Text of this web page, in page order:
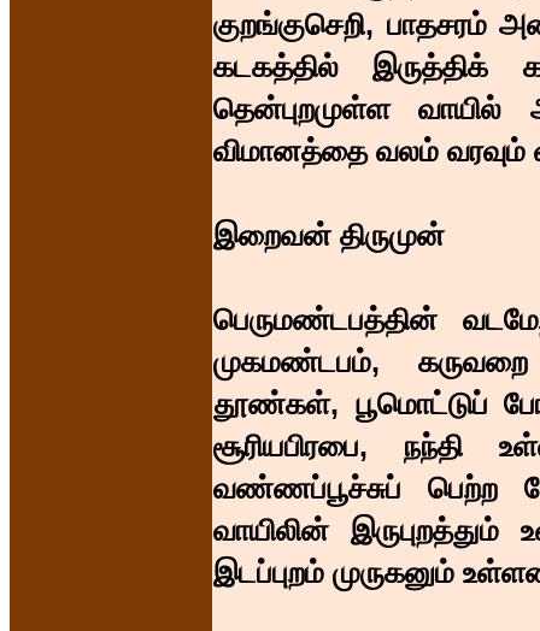
குறங்குசெறி,
கடகத்தில் இருத்திக்
தென்புறமுள்ள வாயில்
விமானத்தை வலம் வரவும்
இறைவன் திருமுன்
பெருமண்டபத்தின்
முகமண்டபம், கருவறை
தூண்கள், பூமொட்டுப்
சூரியபிரபை, நந்தி
வண்ணப்பூச்சுப் பெற்ற
வாயிலின்
இடப்புறம் முருகனும்